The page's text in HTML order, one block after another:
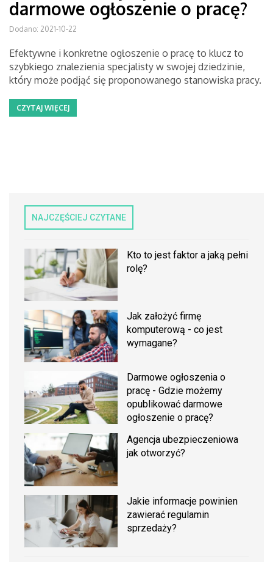
darmowe ogłoszenie o pracę?
Dodano: 2021-10-22
Efektywne i konkretne ogłoszenie o pracę to klucz to
szybkiego znalezienia specjalisty w swojej dziedzinie,
który może podjąć się proponowanego stanowiska pracy.
CZYTAJ WIĘCEJ
NAJCZĘŚCIEJ CZYTANE
Kto to jest faktor a jaką pełni
rolę?
Jak założyć firmę
komputerową - co jest
wymagane?
Darmowe ogłoszenia o
pracę - Gdzie możemy
opublikować darmowe
ogłoszenie o pracę?
Agencja ubezpieczeniowa
jak otworzyć?
Jakie informacje powinien
zawierać regulamin
sprzedaży?